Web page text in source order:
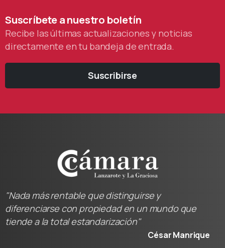
Suscríbeteanuestro boletín
Recibe las últimas actualizaciones y noticias
directamente en tu bandeja de entrada.
Suscribirse
"Nada más rentable que distinguirse y
diferenciarse con propiedad en un mundo que
tiende a la total estandarización"
César Manrique